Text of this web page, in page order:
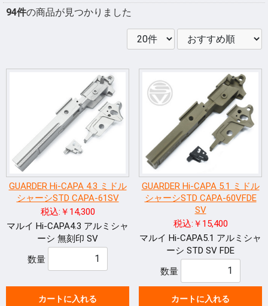
94件の商品が見つかりました
GUARDER Hi-CAPA 4.3 ミドル
シャーシSTD CAPA-61SV
税込:￥14,300
マルイ Hi-CAPA4.3 アルミシャ
ーシ 無刻印 SV
数量
カートに入れる
GUARDER Hi-CAPA 5.1 ミドル
シャーシSTD CAPA-60VFDE
SV
税込:￥15,400
マルイ Hi-CAPA5.1 アルミシャ
ーシ STD SV FDE
数量
カートに入れる